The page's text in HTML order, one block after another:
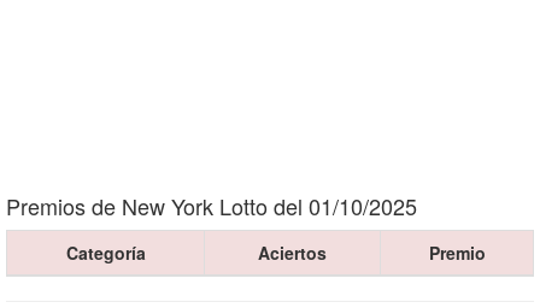
Premios de New York Lotto del 01/10/2025
Categoría Aciertos Premio